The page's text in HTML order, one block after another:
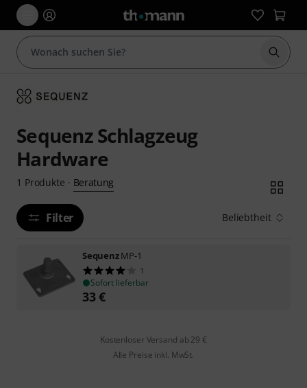
Suche
Sequenz Schlagzeug
Hardware
1 Produkte · Beratung
Filter Beliebtheit
SequenzMP-1
1
Sofort lieferbar
33€
Kostenloser Versand ab 29 €
Alle Preise inkl. MwSt.